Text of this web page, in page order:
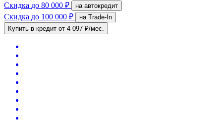
Скидка до 80 000 ₽ на автокредит
Скидка до 100 000 ₽
на Trade-In
Купить в кредит от 4 097 ₽/мес.